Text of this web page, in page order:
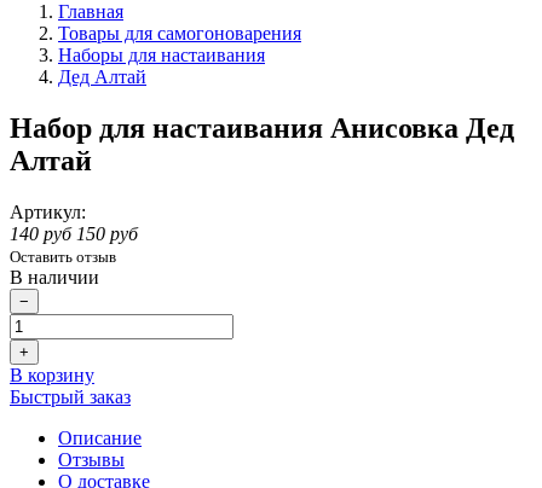
Главная
Товары для самогоноварения
Наборы для настаивания
Дед Алтай
Набор для настаивания Анисовка Дед
Алтай
Артикул:
140 руб 150 руб
Оставить отзыв
В наличии
−
+
В корзину
Быстрый заказ
Описание
Отзывы
О доставке